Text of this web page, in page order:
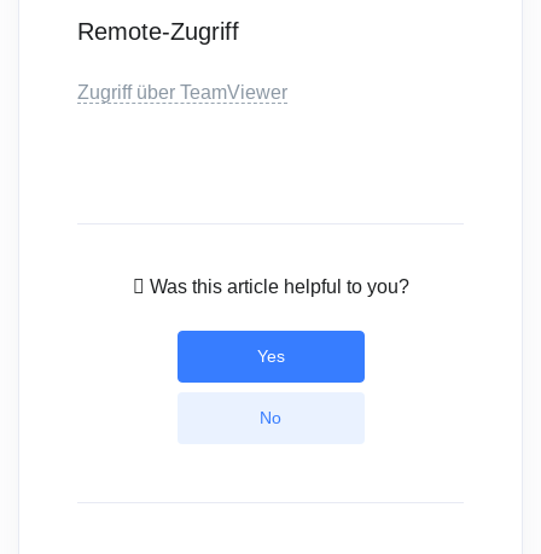
Remote-Zugriff
Zugriff über TeamViewer
Was this article helpful to you?
Yes
No